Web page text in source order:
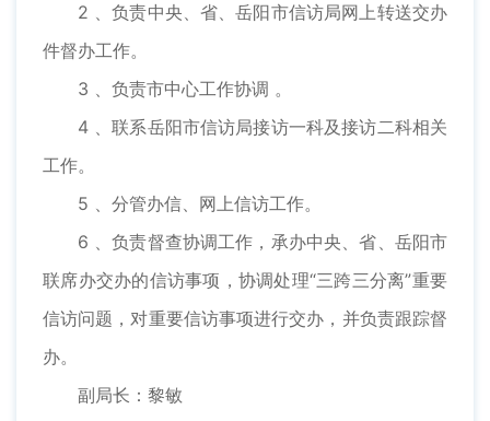
2 、负责中央、省、岳阳市信访局网上转送交办
件督办工作。
3 、负责市中心工作协调 。
4 、联系岳阳市信访局接访一科及接访二科相关
工作。
5 、分管办信、网上信访工作。
6 、负责督查协调工作，承办中央、省、岳阳市
联席办交办的信访事项，协调处理“三跨三分离”重要
信访问题，对重要信访事项进行交办，并负责跟踪督
办。
副局长：黎敏